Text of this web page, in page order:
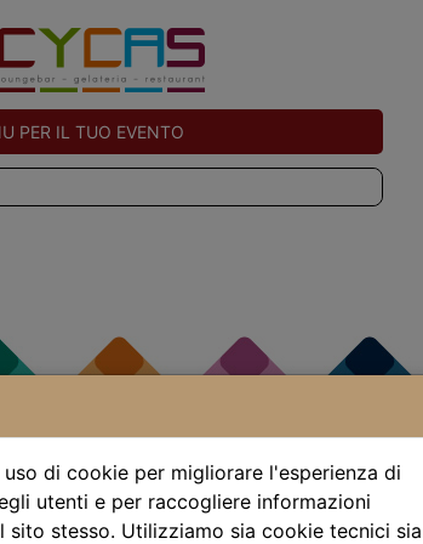
PER IL TUO EVENTO
di cookie per migliorare l'esperienza di
utenti e per raccogliere informazioni
sito stesso. Utilizziamo sia cookie tecnici sia